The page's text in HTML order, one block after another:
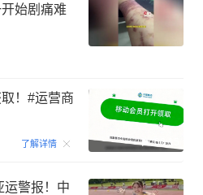
始剧痛难
！#运营商
了解详情 00:15
运警报！中